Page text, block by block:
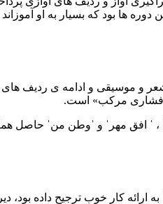
دوره ها بود که بسیار به او
و موسیقی و ادامه ی ردیف
«افشاری مرکب» است.
، ˈ افق مهرˈ و ˈوطن منˈ
کار خوب ترجیح داده